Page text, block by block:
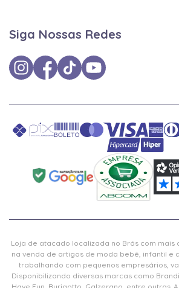
Siga Nossas Redes
Loja de atacado localizada no Brás com mais
na venda de artigos de moda bebê, infantil e
trabalhando com pequenos empresários,
Disponibilizando diversas marcas como